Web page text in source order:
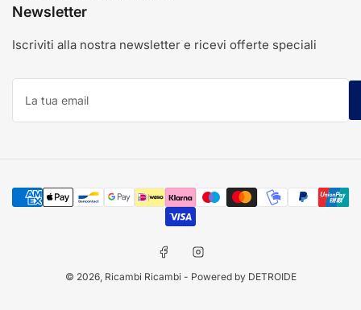
Newsletter
Iscriviti alla nostra newsletter e ricevi offerte speciali
La
tua
Modalità
di
pagamento
FacebookInstagram
© 2026, Ricambi Ricambi - Powered by DETROIDE